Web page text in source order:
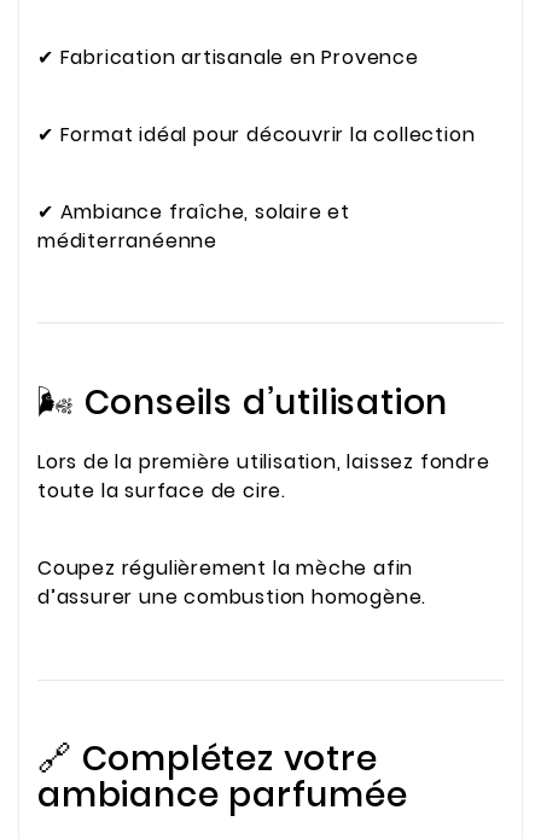
✔ Fabrication artisanale en Provence
✔ Format idéal pour découvrir la collection
✔ Ambiance fraîche, solaire et
méditerranéenne
🌬️ Conseils d’utilisation
Lors de la première utilisation, laissez fondre
toute la surface de cire.
Coupez régulièrement la mèche afin
d’assurer une combustion homogène.
🔗 Complétez votre
ambiance parfumée